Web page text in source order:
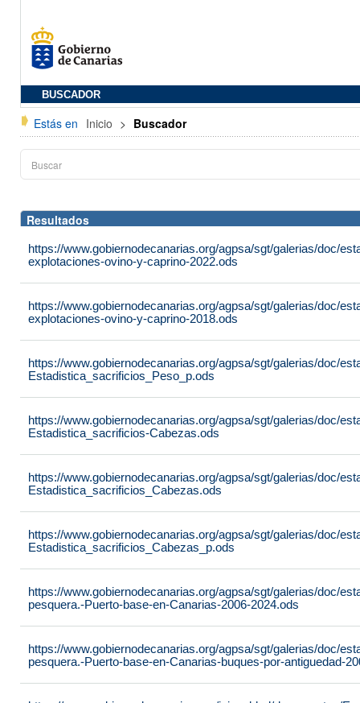
BUSCADOR
Estás en Inicio > Buscador
Resultados
https://www.gobiernodecanarias.org/agpsa/sgt/galerias/doc/
explotaciones-ovino-y-caprino-2022.ods
https://www.gobiernodecanarias.org/agpsa/sgt/galerias/doc/
explotaciones-ovino-y-caprino-2018.ods
https://www.gobiernodecanarias.org/agpsa/sgt/galerias/doc/
Estadistica_sacrificios_Peso_p.ods
https://www.gobiernodecanarias.org/agpsa/sgt/galerias/doc/
Estadistica_sacrificios-Cabezas.ods
https://www.gobiernodecanarias.org/agpsa/sgt/galerias/doc/
Estadistica_sacrificios_Cabezas.ods
https://www.gobiernodecanarias.org/agpsa/sgt/galerias/doc/
Estadistica_sacrificios_Cabezas_p.ods
https://www.gobiernodecanarias.org/agpsa/sgt/galerias/doc/
pesquera.-Puerto-base-en-Canarias-2006-2024.ods
https://www.gobiernodecanarias.org/agpsa/sgt/galerias/doc/
pesquera.-Puerto-base-en-Canarias-buques-por-antiguedad-